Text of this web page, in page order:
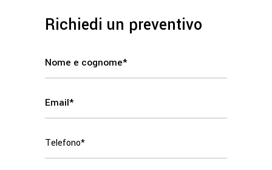
Richiedi un preventivo